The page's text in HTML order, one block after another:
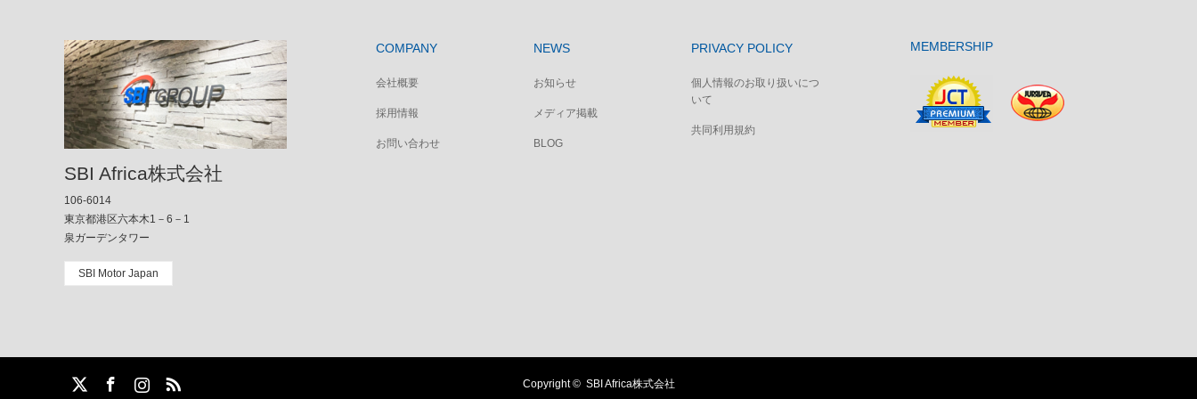
COMPANY
会社概要
採用情報
お問い合わせ
NEWS
お知らせ
メディア掲載
BLOG
PRIVACY POLICY
個人情報のお取り扱いにつ
いて
共同利用規約
MEMBERSHIP
SBI Africa株式会社
106-6014
東京都港区六本木1－6－1
泉ガーデンタワー
SBI Motor Japan
Copyright © SBI Africa株式会社